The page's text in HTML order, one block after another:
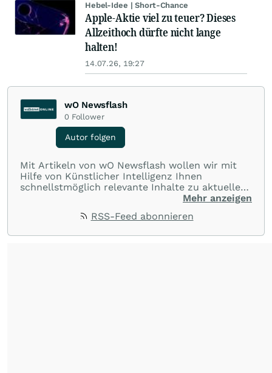
Hebel-Idee | Short-Chance
Apple-Aktie viel zu teuer? Dieses
Allzeithoch dürfte nicht lange
halten!
14.07.26, 19:27
wO Newsflash
0 Follower
Autor folgen
Mit Artikeln von wO Newsflash wollen wir mit
Hilfe von Künstlicher Intelligenz Ihnen
schnellstmöglich relevante Inhalte zu aktuellen
Ereignissen rund um Börse, Finanzmärkte aus
Mehr anzeigen
RSS-Feed abonnieren